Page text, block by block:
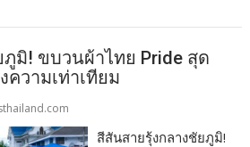
มิ! ขบวนผ้าไทย Pride สุด
ความเท่าเทียม
สีสันสายรุ้งกลางชัยภูมิ!